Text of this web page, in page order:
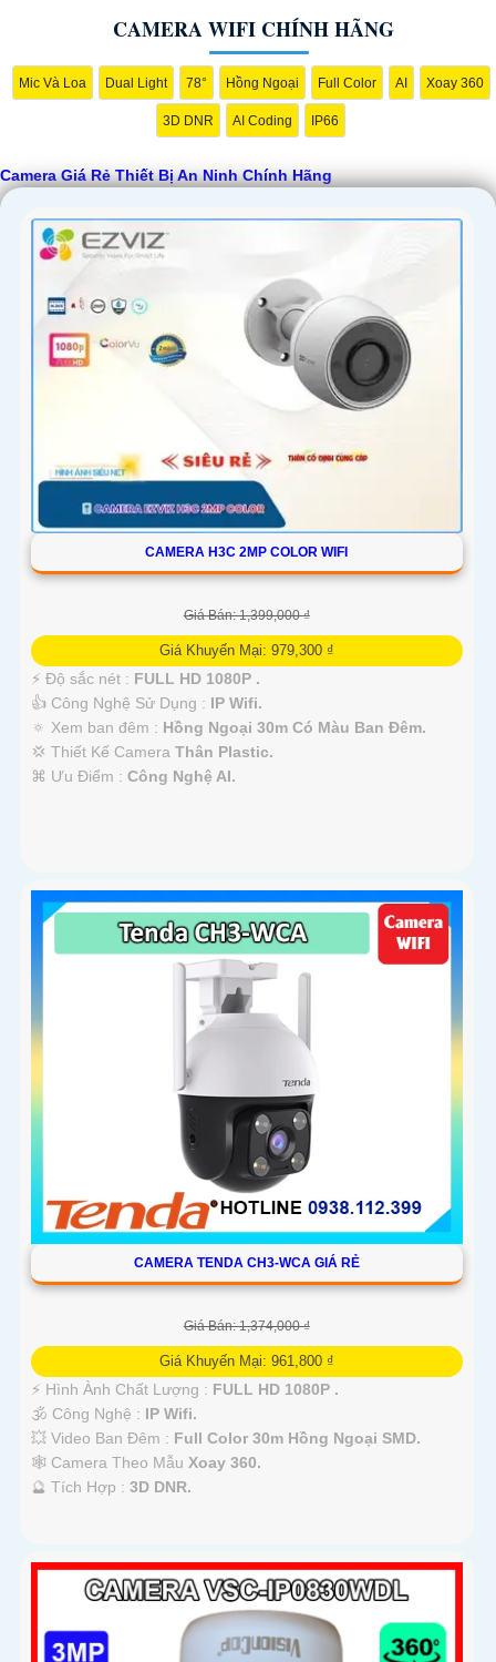
'
CAMERA WIFI CHÍNH HÃNG
Mic Và Loa Dual Light 78° Hồng Ngoại Full Color AI Xoay 360
3D DNR AI Coding IP66
Camera Giá Rẻ Thiết Bị An Ninh Chính Hãng
CAMERA H3C 2MP COLOR WIFI
Giá Bán: 1,399,000 ₫
Giá Khuyến Mại: 979,300 ₫
️⚡ Độ sắc nét : FULL HD 1080P .
👍 Công Nghệ Sử Dụng : IP Wifi.
🔅 Xem ban đêm : Hồng Ngoại 30m Có Màu Ban Ðêm.
💢 Thiết Kế Camera Thân Plastic.
️⌘ Ưu Điểm : Công Nghệ AI.
CAMERA TENDA CH3-WCA GIÁ RẺ
Giá Bán: 1,374,000 ₫
Giá Khuyến Mại: 961,800 ₫
️⚡ Hình Ành Chất Lượng : FULL HD 1080P .
🕉️ Công Nghệ : IP Wifi.
💥 Video Ban Đêm : Full Color 30m Hồng Ngoại SMD.
🕸️ Camera Theo Mẫu Xoay 360.
️🔮 Tích Hợp : 3D DNR.